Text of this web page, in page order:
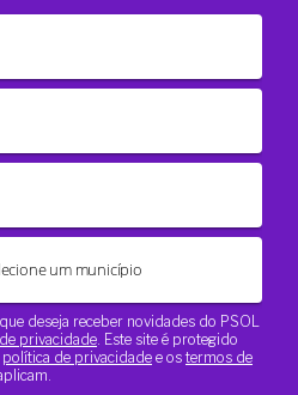
deseja receber novidades do PSOL
privacidade . Este site é protegido
política de privacidade e os termos de